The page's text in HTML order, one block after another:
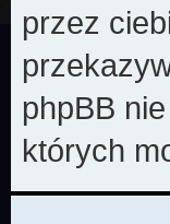
przez
phpBB
których